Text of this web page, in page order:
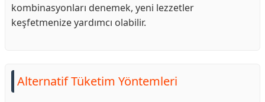
kombinasyonları denemek, yeni lezzetler
keşfetmenize yardımcı olabilir.
Alternatif Tüketim Yöntemleri